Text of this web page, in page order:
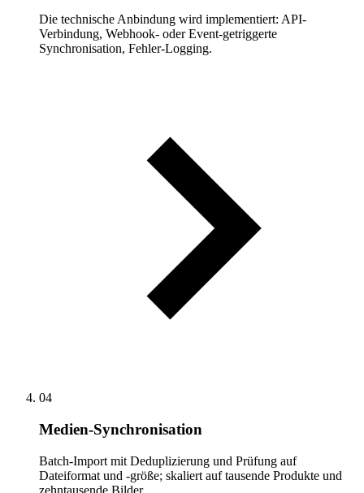
Die technische Anbindung wird implementiert: API-
Verbindung, Webhook- oder Event-getriggerte
Synchronisation, Fehler-Logging.
04
Medien-Synchronisation
Batch-Import mit Deduplizierung und Prüfung auf
Dateiformat und -größe; skaliert auf tausende Produkte und
zehntausende Bilder.